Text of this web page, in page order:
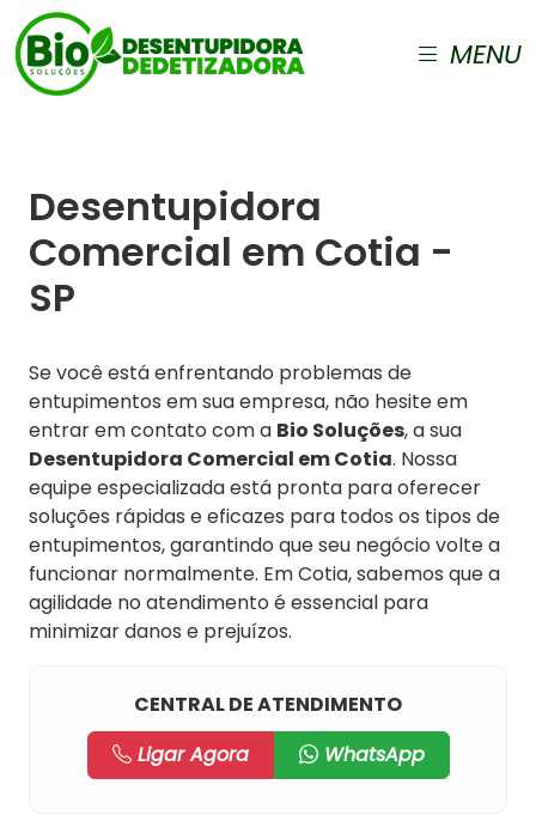
MENU
Desentupidora
Comercial em Cotia -
SP
Se você está enfrentando problemas de
entupimentos em sua empresa, não hesite em
entrar em contato com a Bio Soluções, a sua
Desentupidora Comercial em Cotia. Nossa
equipe especializada está pronta para oferecer
soluções rápidas e eficazes para todos os tipos de
entupimentos, garantindo que seu negócio volte a
funcionar normalmente. Em Cotia, sabemos que a
agilidade no atendimento é essencial para
minimizar danos e prejuízos.
CENTRAL DE ATENDIMENTO
Ligar Agora
WhatsApp